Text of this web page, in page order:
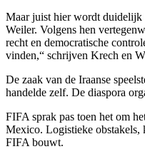
Maar juist hier wordt duidelijk
Weiler. Volgens hen
recht en democratische
vinden,“ schrijven Krech en
De zaak van de Iraanse
handelde zelf. De diaspora
FIFA sprak pas toen het om
Mexico. Logistieke obstakels,
FIFA bouwt.